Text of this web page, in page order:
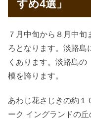
すめ4選」
７月中旬から８月中
ろとなります。淡路島
くあります。淡路島
模を誇ります。
あわじ花さじきの約１
ーク イングランドの